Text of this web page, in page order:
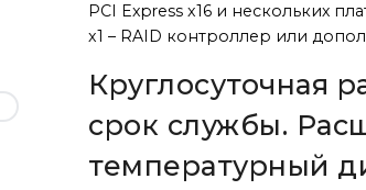
PCI Express x16 и нескольких
x1 – RAID контроллер или
Круглосуточная
срок службы.
температурный